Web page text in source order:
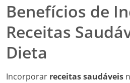
Benefícios de
Receitas
Dieta
Incorporar receitas saudáveis